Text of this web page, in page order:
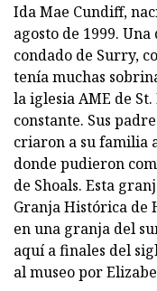
Ida Mae Cundiff,
agosto de 1999.
condado de Surry,
tenía muchas
la iglesia AME de
constante. Sus
criaron a su familia
donde pudieron
de Shoals. Esta
Granja Histórica de
en una granja del
aquí a finales del
al museo por